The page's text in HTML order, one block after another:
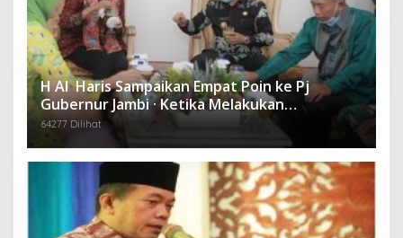
H Al Haris Sampaikan Empat Poin ke Pj
Gubernur Jambi · Ketika Melakukan
Kunjungan Kerja ke Merangin
64277 Dilihat